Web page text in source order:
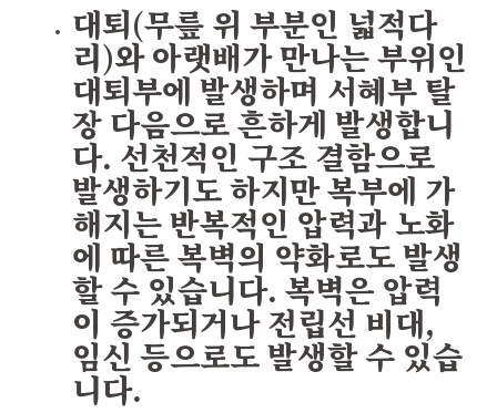
대퇴(무릎 위 부분인 넓적다
리)와 아랫배가 만나는 부위인
대퇴부에 발생하며 서혜부 탈
장 다음으로 흔하게 발생합니
다. 선천적인 구조 결함으로
발생하기도 하지만 복부에 가
해지는 반복적인 압력과 노화
에 따른 복벽의 약화로도 발생
할 수 있습니다. 복벽은 압력
이 증가되거나 전립선 비대,
임신 등으로도 발생할 수 있습
니다.